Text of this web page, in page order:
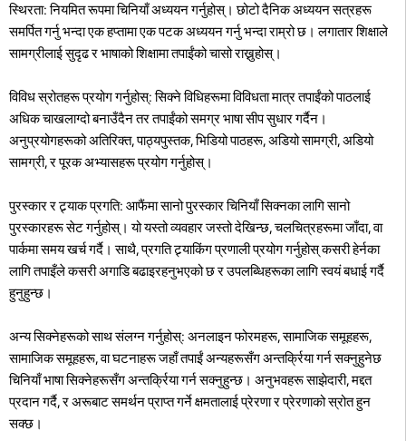
स्थिरता: नियमित रूपमा चिनियाँ अध्ययन गर्नुहोस्। छोटो दैनिक अध्ययन सत्रहरू
समर्पित गर्नु भन्दा एक हप्तामा एक पटक अध्ययन गर्नु भन्दा राम्रो छ। लगातार शिक्षाले
सामग्रीलाई सुदृढ र भाषाको शिक्षामा तपाईंको चासो राख्नुहोस्।
विविध स्रोतहरू प्रयोग गर्नुहोस्: सिक्ने विधिहरूमा विविधता मात्र तपाईंको पाठलाई
अधिक चाखलाग्दो बनाउँदैन तर तपाईंको समग्र भाषा सीप सुधार गर्दैन।
अनुप्रयोगहरूको अतिरिक्त, पाठ्यपुस्तक, भिडियो पाठहरू, अडियो सामग्री, अडियो
सामग्री, र पूरक अभ्यासहरू प्रयोग गर्नुहोस्।
पुरस्कार र ट्र्याक प्रगति: आफैंमा सानो पुरस्कार चिनियाँ सिक्नका लागि सानो
पुरस्कारहरू सेट गर्नुहोस्। यो यस्तो व्यवहार जस्तो देखिन्छ, चलचित्रहरूमा जाँदा, वा
पार्कमा समय खर्च गर्दै। साथै, प्रगति ट्र्याकिंग प्रणाली प्रयोग गर्नुहोस् कसरी हेर्नका
लागि तपाइँले कसरी अगाडि बढाइरहनुभएको छ र उपलब्धिहरूका लागि स्वयं बधाई गर्दै
हुनुहुन्छ।
अन्य सिक्नेहरूको साथ संलग्न गर्नुहोस्: अनलाइन फोरमहरू, सामाजिक समूहहरू,
सामाजिक समूहहरू, वा घटनाहरू जहाँ तपाईं अन्यहरूसँग अन्तर्क्रिया गर्न सक्नुहुनेछ
चिनियाँ भाषा सिक्नेहरूसँग अन्तर्क्रिया गर्न सक्नुहुन्छ। अनुभवहरू साझेदारी, मद्दत
प्रदान गर्दै, र अरूबाट समर्थन प्राप्त गर्ने क्षमतालाई प्रेरणा र प्रेरणाको स्रोत हुन
सक्छ।